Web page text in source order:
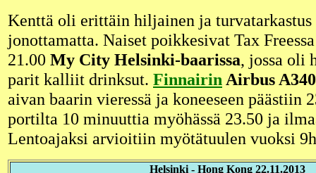
Kenttä oli erittäin hiljainen ja
jonottamatta. Naiset poikkesivat Tax
21.00 My City Helsinki-baarissa, jossa oli
parit kalliit drinksut. FinnairinAirbus
aivan baarin vieressä ja koneeseen päästiin
portilta 10 minuuttia myöhässä 23.50 ja
Lentoajaksi arvioitiin myötätuulen vuoksi
Helsinki - Hong Kong 22.11.2013